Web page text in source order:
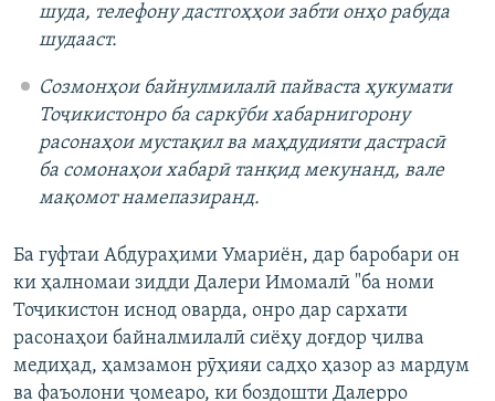
шуда, телефону дастгоҳҳои забти онҳо рабуда
шудааст.
Созмонҳои байнулмилалӣ пайваста ҳукумати
Тоҷикистонро ба саркӯби хабарнигорону
расонаҳои мустақил ва маҳдудияти дастрасӣ
ба сомонаҳои хабарӣ танқид мекунанд, вале
мақомот намепазиранд.
Ба гуфтаи Абдураҳими Умариён, дар баробари он
ки ҳалномаи зидди Далери Имомалӣ "ба номи
Тоҷикистон иснод оварда, онро дар сархати
расонаҳои байналмилалӣ сиёҳу доғдор ҷилва
медиҳад, ҳамзамон рӯҳияи садҳо ҳазор аз мардум
ва фаъолони ҷомеаро, ки боздошти Далерро